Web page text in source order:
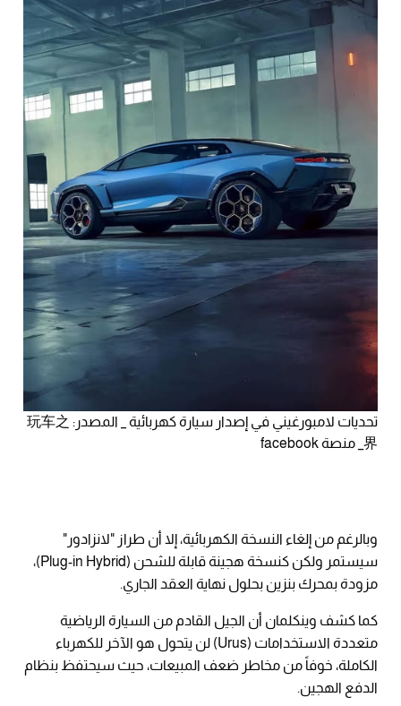
تحديات لامبورغيني في إصدار سيارة كهربائية _ المصدر: 玩车之
界_ منصة facebook
وبالرغم من إلغاء النسخة الكهربائية، إلا أن طراز "لانزادور"
سيستمر ولكن كنسخة هجينة قابلة للشحن (Plug-in Hybrid)،
مزودة بمحرك بنزين بحلول نهاية العقد الجاري.
كما كشف وينكلمان أن الجيل القادم من السيارة الرياضية
متعددة الاستخدامات (Urus) لن يتحول هو الآخر للكهرباء
الكاملة، خوفاً من مخاطر ضعف المبيعات، حيث سيحتفظ بنظام
الدفع الهجين.